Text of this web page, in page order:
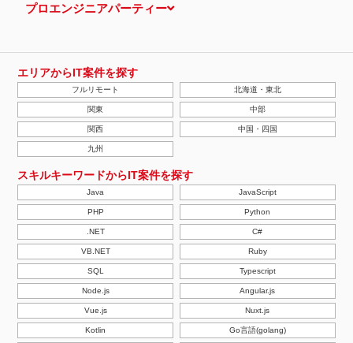
プロエンジニアパーティー
エリアからIT案件を探す
フルリモート 北海道・東北
関東 中部
関西 中国・四国
九州
スキルキーワードからIT案件を探す
Java JavaScript
PHP Python
.NET C#
VB.NET Ruby
SQL Typescript
Node.js Angular.js
Vue.js Nuxt.js
Kotlin Go言語(golang)